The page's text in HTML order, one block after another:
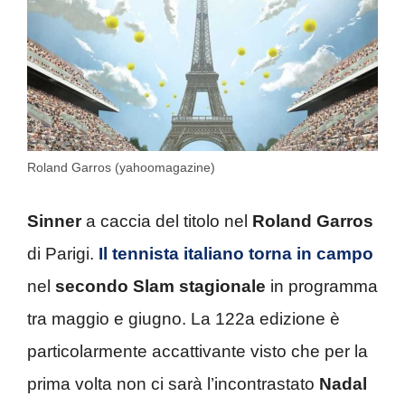
Roland Garros (yahoomagazine)
Sinnera caccia del titolo nel Roland Garros
di Parigi. Il tennista italiano torna in campo
nel secondo Slam stagionale in programma
tra maggio e giugno. La 122a edizione è
particolarmente accattivante visto che per la
prima volta non ci sarà l’incontrastato Nadal